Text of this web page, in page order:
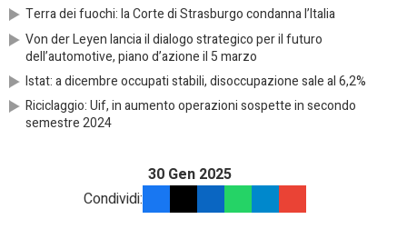
Terra dei fuochi: la Corte di Strasburgo condanna l’Italia
Von der Leyen lancia il dialogo strategico per il futuro
dell’automotive, piano d’azione il 5 marzo
Istat: a dicembre occupati stabili, disoccupazione sale al 6,2%
Riciclaggio: Uif, in aumento operazioni sospette in secondo
semestre 2024
30 Gen 2025
Condividi: